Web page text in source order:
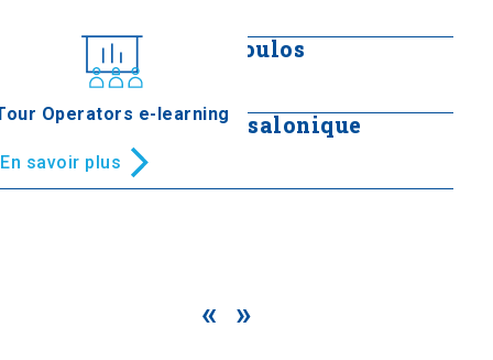
Operators e-learning
Parapluies Zongolopoulos
En savoir plus
Tour Blanche de Thessalonique
En savoir plus
« »